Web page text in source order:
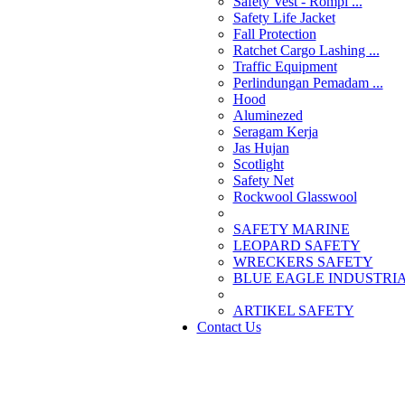
Safety Life Jacket
Fall Protection
Ratchet Cargo Lashing ...
Traffic Equipment
Perlindungan Pemadam ...
Hood
Aluminezed
Seragam Kerja
Jas Hujan
Scotlight
Safety Net
Rockwool Glasswool
SAFETY MARINE
LEOPARD SAFETY
WRECKERS SAFETY
BLUE EAGLE
­ARTIKEL SAFETY
Contact Us